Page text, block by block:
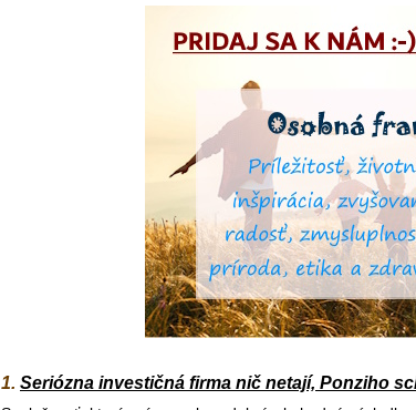
1. Seriózna investičná firma nič netají, Ponziho